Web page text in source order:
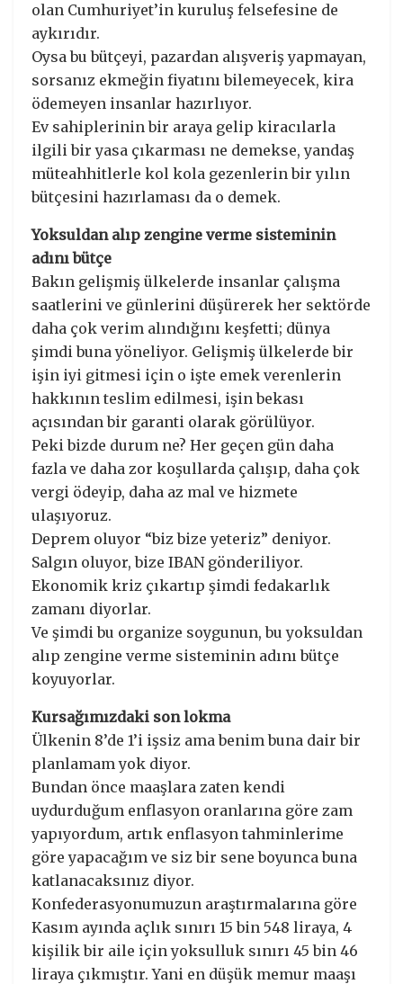
olan Cumhuriyet’in kuruluş felsefesine de
aykırıdır.
Oysa bu bütçeyi, pazardan alışveriş yapmayan,
sorsanız ekmeğin fiyatını bilemeyecek, kira
ödemeyen insanlar hazırlıyor.
Ev sahiplerinin bir araya gelip kiracılarla
ilgili bir yasa çıkarması ne demekse, yandaş
müteahhitlerle kol kola gezenlerin bir yılın
bütçesini hazırlaması da o demek.
Yoksuldan alıp zengine verme sisteminin
adını bütçe
Bakın gelişmiş ülkelerde insanlar çalışma
saatlerini ve günlerini düşürerek her sektörde
daha çok verim alındığını keşfetti; dünya
şimdi buna yöneliyor. Gelişmiş ülkelerde bir
işin iyi gitmesi için o işte emek verenlerin
hakkının teslim edilmesi, işin bekası
açısından bir garanti olarak görülüyor.
Peki bizde durum ne? Her geçen gün daha
fazla ve daha zor koşullarda çalışıp, daha çok
vergi ödeyip, daha az mal ve hizmete
ulaşıyoruz.
Deprem oluyor “biz bize yeteriz” deniyor.
Salgın oluyor, bize IBAN gönderiliyor.
Ekonomik kriz çıkartıp şimdi fedakarlık
zamanı diyorlar.
Ve şimdi bu organize soygunun, bu yoksuldan
alıp zengine verme sisteminin adını bütçe
koyuyorlar.
Kursağımızdaki son lokma
Ülkenin 8’de 1’i işsiz ama benim buna dair bir
planlamam yok diyor.
Bundan önce maaşlara zaten kendi
uydurduğum enflasyon oranlarına göre zam
yapıyordum, artık enflasyon tahminlerime
göre yapacağım ve siz bir sene boyunca buna
katlanacaksınız diyor.
Konfederasyonumuzun araştırmalarına göre
Kasım ayında açlık sınırı 15 bin 548 liraya, 4
kişilik bir aile için yoksulluk sınırı 45 bin 46
liraya çıkmıştır. Yani en düşük memur maaşı